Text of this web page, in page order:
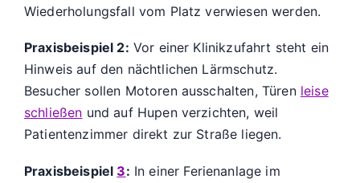
Wiederholungsfall vom Platz verwiesen werden.
Praxisbeispiel 2: Vor einer Klinikzufahrt steht ein
Hinweis auf den nächtlichen Lärmschutz.
Besucher sollen Motoren ausschalten, Türen leise
schließen und auf Hupen verzichten, weil
Patientenzimmer direkt zur Straße liegen.
Praxisbeispiel 3: In einer Ferienanlage im